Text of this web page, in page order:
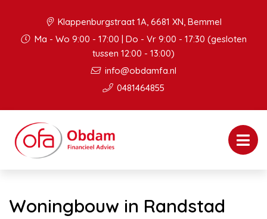
Klappenburgstraat 1A, 6681 XN, Bemmel
Ma - Wo 9:00 - 17:00 | Do - Vr 9:00 - 17:30 (gesloten
tussen 12:00 - 13:00)
info@obdamfa.nl
0481464855
Woningbouw in Randstad